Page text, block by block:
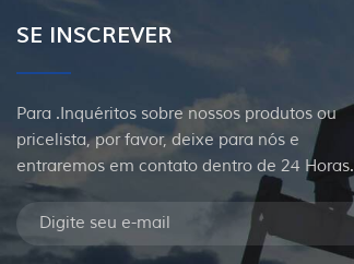
SE INSCREVER
Para .Inquéritos sobre nossos produtos ou
pricelista, por favor, deixe para nós e
entraremos em contato dentro de 24 Horas.